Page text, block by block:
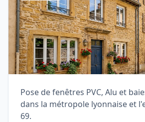
Pose de fenêtres PVC, Alu et
dans la métropole lyonnaise et
69.